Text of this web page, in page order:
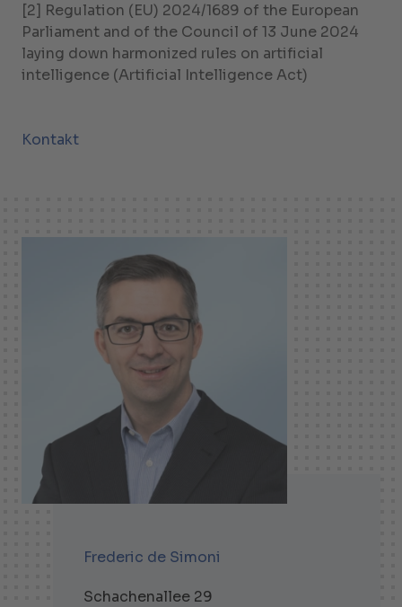
[2] Regulation (EU) 2024/1689 of the European
Parliament and of the Council of 13 June 2024
laying down harmonized rules on artificial
intelligence (Artificial Intelligence Act)
Kontakt
Frederic de Simoni
Schachenallee 29